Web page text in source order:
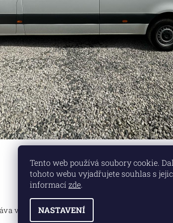
Lokality | Marketing
vyhrazena
Tento web používá soubory cookie.
tohoto webu vyjadřujete souhlas s
informací zde.
NASTAVENÍ